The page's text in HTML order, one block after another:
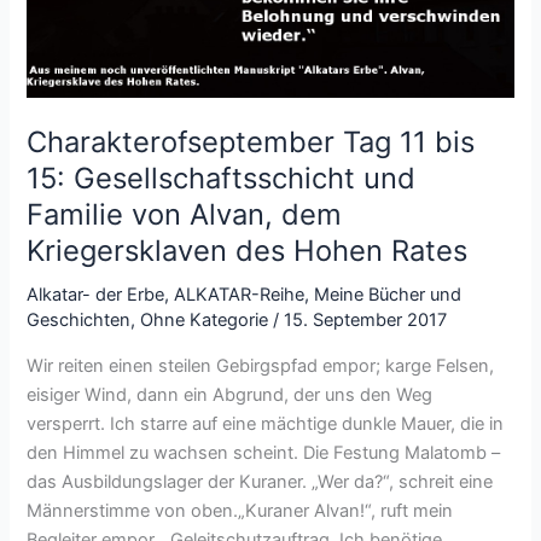
Charakterofseptember Tag 11 bis
15: Gesellschaftsschicht und
Familie von Alvan, dem
Kriegersklaven des Hohen Rates
Alkatar- der Erbe,ALKATAR-Reihe, Meine Bücher und
Geschichten, Ohne Kategorie /15. September 2017
Wir reiten einen steilen Gebirgspfad empor; karge Felsen,
eisiger Wind, dann ein Abgrund, der uns den Weg
versperrt. Ich starre auf eine mächtige dunkle Mauer, die in
den Himmel zu wachsen scheint. Die Festung Malatomb –
das Ausbildungslager der Kuraner. „Wer da?“, schreit eine
Männerstimme von oben.„Kuraner Alvan!“, ruft mein